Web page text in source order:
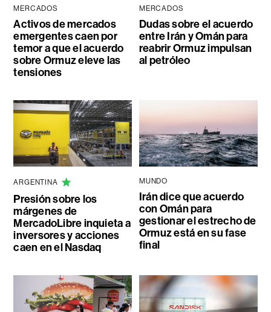
MERCADOS
Activos de mercados
emergentes caen por
temor a que el acuerdo
sobre Ormuz eleve las
tensiones
MERCADOS
Dudas sobre el acuerdo
entre Irán y Omán para
reabrir Ormuz impulsan
al petróleo
ARGENTINA
Presión sobre los
márgenes de
MercadoLibre inquieta a
inversores y acciones
caen en el Nasdaq
MUNDO
Irán dice que acuerdo
con Omán para
gestionar el estrecho de
Ormuz está en su fase
final